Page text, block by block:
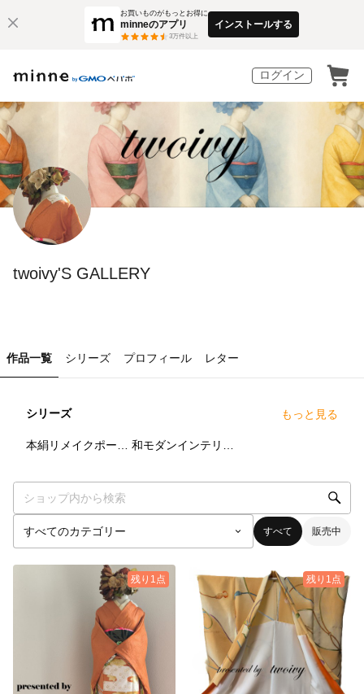
お買いものがもっとお得に
minneのアプリ
3万件以上
インストールする
ログイン
twoivy'S GALLERY
作品一覧 シリーズ プロフィール レター
シリーズ もっと見る
すべて 販売中
残り1点 残り1点